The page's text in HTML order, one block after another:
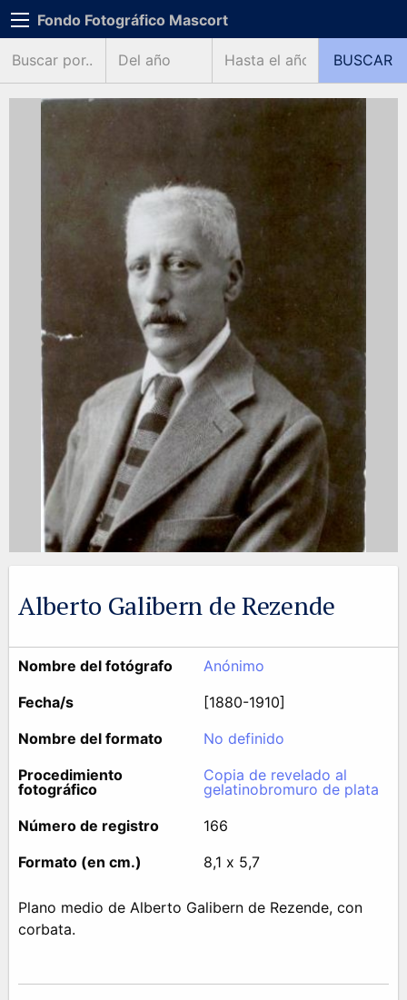
Fondo Fotográfico Mascort
Alberto Galibern de Rezende
Nombre del fotógrafo
Anónimo
Fecha/s
[1880-1910]
Nombre del formato
No definido
Procedimiento
fotográfico
Copia de revelado al
gelatinobromuro de plata
Número de registro
166
Formato (en cm.)
8,1 x 5,7
Plano medio de Alberto Galibern de Rezende, con
corbata.